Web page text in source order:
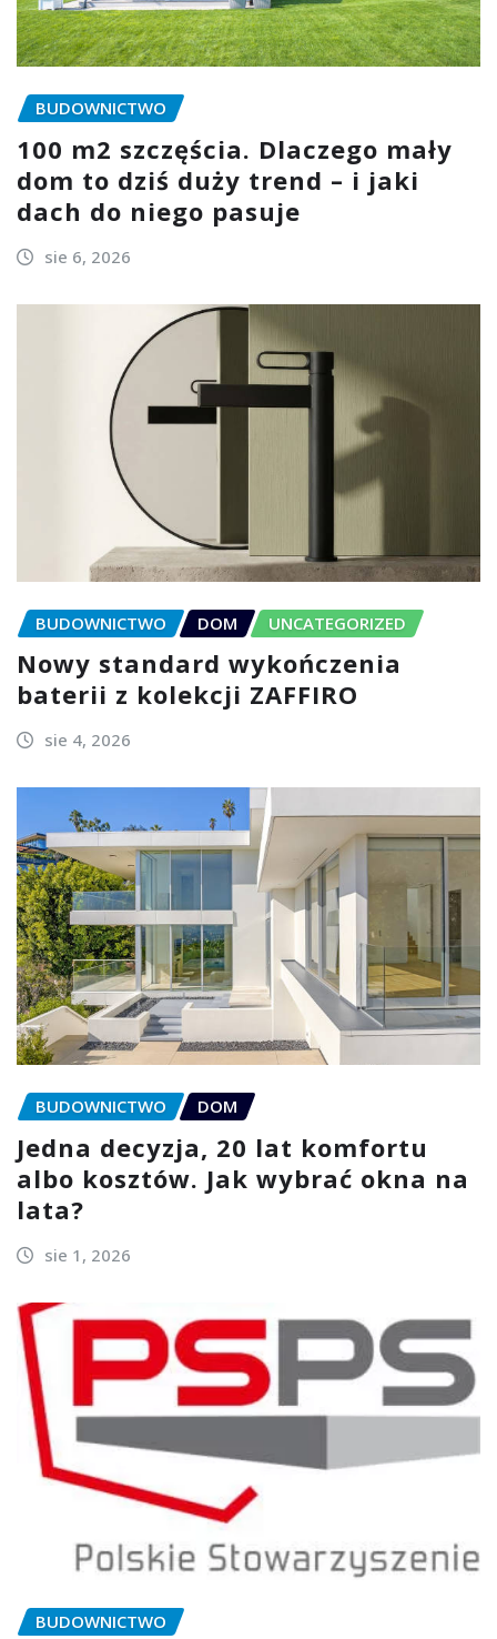
BUDOWNICTWO
100 m2 szczęścia. Dlaczego mały
dom to dziś duży trend – i jaki
dach do niego pasuje
sie 6, 2026
BUDOWNICTWO DOM UNCATEGORIZED
Nowy standard wykończenia
baterii z kolekcji ZAFFIRO
sie 4, 2026
BUDOWNICTWO DOM
Jedna decyzja, 20 lat komfortu
albo kosztów. Jak wybrać okna na
lata?
sie 1, 2026
BUDOWNICTWO